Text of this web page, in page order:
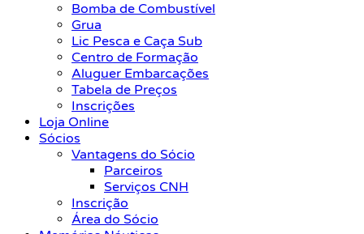
Bomba de Combustível
Grua
Lic Pesca e Caça Sub
Centro de Formação
Aluguer Embarcações
Tabela de Preços
Inscrições
Loja Online
Sócios
Vantagens do Sócio
Parceiros
Serviços CNH
Inscrição
Área do Sócio